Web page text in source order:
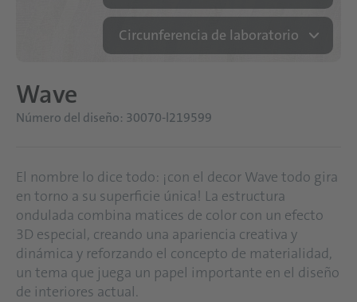
Circunferencia de laboratorio
Wave
Número del diseño: 30070-l219599
El nombre lo dice todo: ¡con el decor Wave todo gira
en torno a su superficie única! La estructura
ondulada combina matices de color con un efecto
3D especial, creando una apariencia creativa y
dinámica y reforzando el concepto de materialidad,
un tema que juega un papel importante en el diseño
de interiores actual.